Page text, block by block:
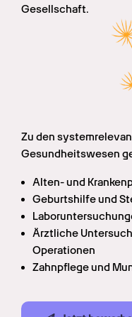
Gesellschaft.
Zu den
Gesundheitswesen
Alten- und
Geburtshilfe und
Ärztliche
Operationen
Zahnpflege und